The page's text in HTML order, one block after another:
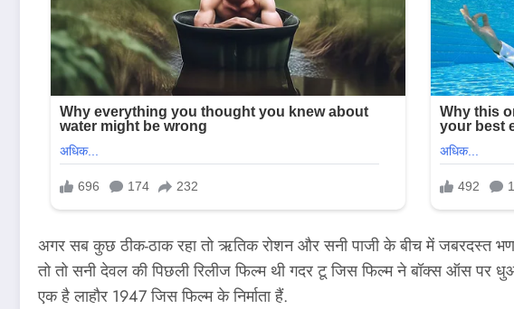
अगर सब कुछ ठीक-ठाक रहा तो ऋतिक रोशन और सनी पाजी के बीच में जबरदस्त
तो तो सनी देवल की पिछली रिलीज फिल्म थी गदर टू जिस फिल्म ने बॉक्स ऑस पर
एक है लाहौर 1947 जिस फिल्म के निर्माता हैं.